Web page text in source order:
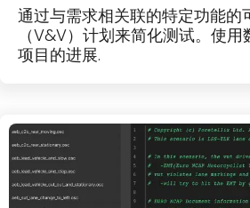
通过与需求相关联的特定功能的
（V&V）计划来简化测试。使
项目的进展.